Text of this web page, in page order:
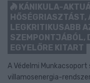
KÁNIKULA-
HŐSÉGRIASZTÁST,
LEGKRITIKUSABB
SZEMPONTJÁBÓL,
EGYELŐRE KITART
A Védelmi
villamosenergia-